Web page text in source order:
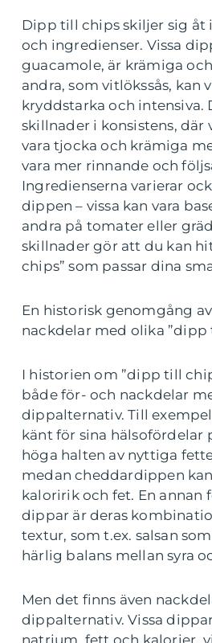
Dipp till chips skiljer sig åt
och ingredienser. Vissa
guacamole, är krämiga
andra, som vitlökssås, kan
kryddstarka och intensiva.
skillnader i konsistens, där
vara tjocka och krämiga
vara mer rinnande och
Ingredienserna varierar
dippen – vissa kan vara
andra på tomater eller
skillnader gör att du kan
chips” som passar dina
En historisk genomgång
nackdelar med olika ”dipp
I historien om ”dipp till
både för- och nackdelar
dippalternativ. Till
känt för sina hälsofördelar
höga halten av nyttiga
medan cheddardippen
kaloririk och fet. En annan
dippar är deras
textur, som t.ex. salsan
härlig balans mellan syra
Men det finns även
dippalternativ. Vissa
natrium, fett och kalorier,